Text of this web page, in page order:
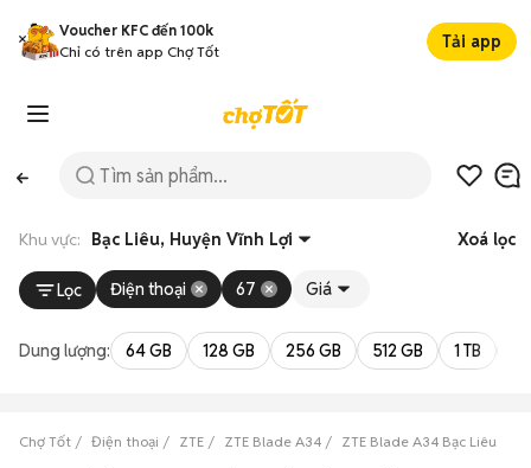
Voucher KFC đến 100k
Chỉ có trên app Chợ Tốt
Tải app
Khu vực: Bạc Liêu, Huyện Vĩnh Lợi Xoá lọc
Lọc Điện thoại 67 Giá
Dung lượng: 64 GB 128 GB 256 GB 512 GB 1 TB
Chợ Tốt Điện thoại ZTE ZTE Blade A34 ZTE Blade A34 Bạc Liêu